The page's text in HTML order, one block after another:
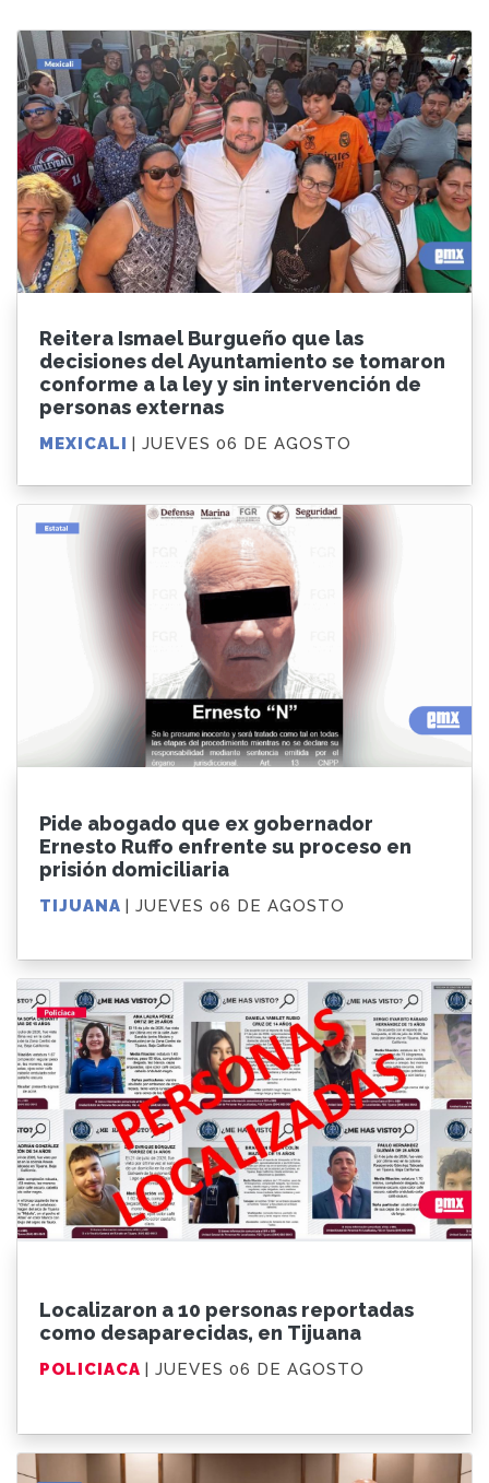
Reitera Ismael Burgueño que las
decisiones del Ayuntamiento se tomaron
conforme a la ley y sin intervención de
personas externas
MEXICALI | JUEVES 06 DE AGOSTO
Pide abogado que ex gobernador
Ernesto Ruffo enfrente su proceso en
prisión domiciliaria
TIJUANA | JUEVES 06 DE AGOSTO
Localizaron a 10 personas reportadas
como desaparecidas, en Tijuana
POLICIACA | JUEVES 06 DE AGOSTO